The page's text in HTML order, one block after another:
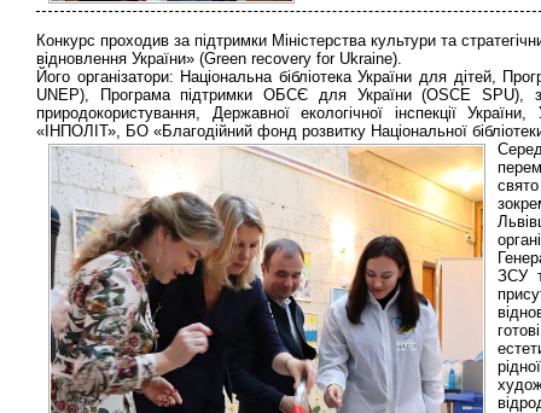
Конкурс проходив за підтримки Міністерства культури та
відновлення України» (Green recovery for Ukraine).
Його організатори: Національна бібліотека України для дітей,
UNEP), Програма підтримки ОБСЄ для України (OSCE SPU),
природокористування, Державної екологічної інспекції України,
«ІНПОЛІТ», БО «Благодійний фонд розвитку Національної
ЗСУ